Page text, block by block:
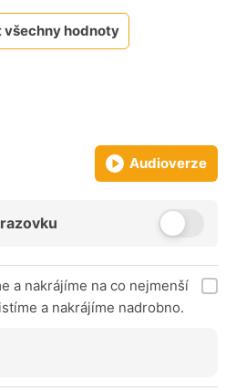
všechny hodnoty
Audioverze
a nakrájíme na co nejmenší
a nakrájíme nadrobno.